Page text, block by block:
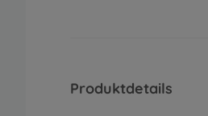
Produktdetails